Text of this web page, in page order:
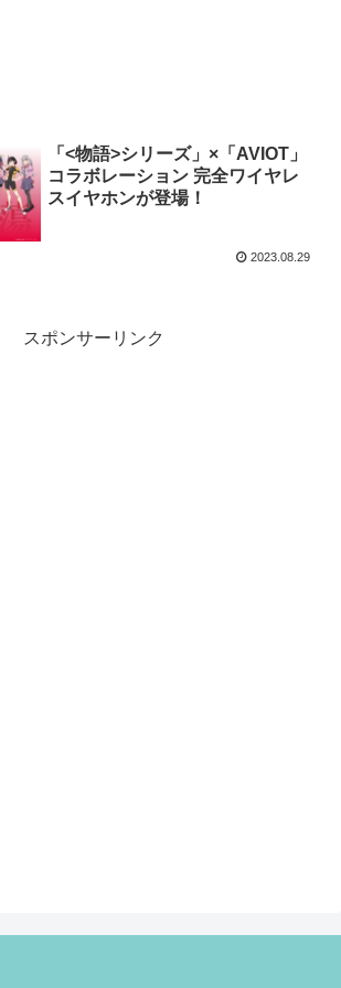
「<物語>シリーズ」×「AVIOT」
コラボレーション 完全ワイヤレ
スイヤホンが登場！
2023.08.29
スポンサーリンク